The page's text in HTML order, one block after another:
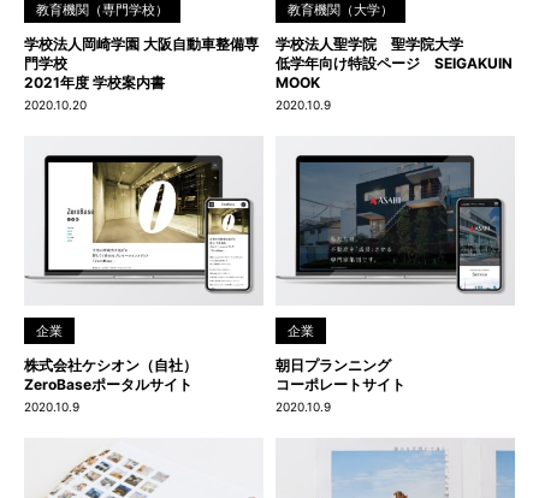
教育機関（専門学校）
学校法人岡崎学園 大阪自動車整備専
門学校
2021年度 学校案内書
2020.10.20
教育機関（大学）
学校法人聖学院 聖学院大学
低学年向け特設ページ SEIGAKUIN
MOOK
2020.10.9
企業
株式会社ケシオン（自社）
ZeroBaseポータルサイト
2020.10.9
企業
朝日プランニング
コーポレートサイト
2020.10.9